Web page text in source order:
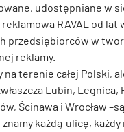
udostępniane w
RAVAL od lat
przedsiębiorców w
reklamy.
na terenie całej Polski,
Lubin, Legnica,
Ścinawa i Wrocław
znamy każdą ulicę,